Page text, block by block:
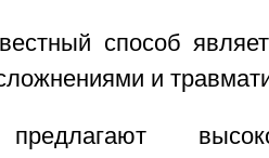
способ
и